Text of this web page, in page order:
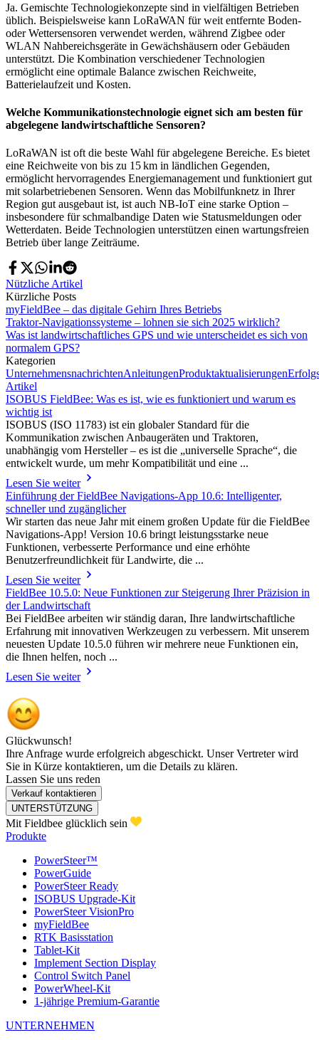
Ja. Gemischte Technologiekonzepte sind in vielfältigen Betrieben
üblich. Beispielsweise kann LoRaWAN für weit entfernte Boden-
oder Wettersensoren verwendet werden, während Zigbee oder
WLAN Nahbereichsgeräte in Gewächshäusern oder Gebäuden
unterstützt. Die Kombination verschiedener Technologien
ermöglicht eine optimale Balance zwischen Reichweite,
Batterielaufzeit und Kosten.
Welche Kommunikationstechnologie eignet sich am besten für
abgelegene landwirtschaftliche Sensoren?
LoRaWAN ist oft die beste Wahl für abgelegene Bereiche. Es bietet
eine Reichweite von bis zu 15 km in ländlichen Gegenden,
ermöglicht hervorragendes Energiemanagement und funktioniert gut
mit solarbetriebenen Sensoren. Wenn das Mobilfunknetz in Ihrer
Region gut ausgebaut ist, ist auch NB-IoT eine starke Option –
insbesondere für schmalbandige Daten wie Statusmeldungen oder
Wetterdaten. Beide Technologien unterstützen einen wartungsfreien
Betrieb über lange Zeiträume.
Nützliche Artikel
Kürzliche Posts
myFieldBee – das digitale Gehirn Ihres Betriebs
Traktor-Navigationssysteme – lohnen sie sich 2025 wirklich?
Was ist landwirtschaftliches GPS und wie unterscheidet es sich von
normalem GPS?
Kategorien
UnternehmensnachrichtenAnleitungenProduktaktualisierungen
Artikel
ISOBUS FieldBee: Was es ist, wie es funktioniert und warum es
wichtig ist
ISOBUS (ISO 11783) ist ein globaler Standard für die
Kommunikation zwischen Anbaugeräten und Traktoren,
unabhängig vom Hersteller – es ist die „universelle Sprache“, die
entwickelt wurde, um mehr Kompatibilität und eine ...
Lesen Sie weiter
Einführung der FieldBee Navigations-App 10.6: Intelligenter,
schneller und zugänglicher
Wir starten das neue Jahr mit einem großen Update für die FieldBee
Navigations-App! Version 10.6 bringt leistungsstarke neue
Funktionen, verbesserte Performance und eine erhöhte
Benutzerfreundlichkeit für Landwirte, die ...
Lesen Sie weiter
FieldBee 10.5.0: Neue Funktionen zur Steigerung Ihrer Präzision in
der Landwirtschaft
Bei FieldBee arbeiten wir ständig daran, Ihre landwirtschaftliche
Erfahrung mit innovativen Werkzeugen zu verbessern. Mit unserem
neuesten Update 10.5.0 führen wir mehrere neue Funktionen ein,
die Ihnen helfen, noch ...
Lesen Sie weiter
Glückwunsch!
Ihre Anfrage wurde erfolgreich abgeschickt. Unser Vertreter wird
Sie in Kürze kontaktieren, um die Details zu klären.
Lassen Sie uns reden
Verkauf kontaktieren
UNTERSTÜTZUNG
Mit Fieldbee glücklich sein
Produkte
PowerSteer™
PowerGuide
PowerSteer Ready
ISOBUS Upgrade-Kit
PowerSteer VisionPro
myFieldBee
RTK Basisstation
Tablet-Kit
Implement Section Display
Control Switch Panel
PowerWheel-Kit
1-jährige Premium-Garantie
UNTERNEHMEN